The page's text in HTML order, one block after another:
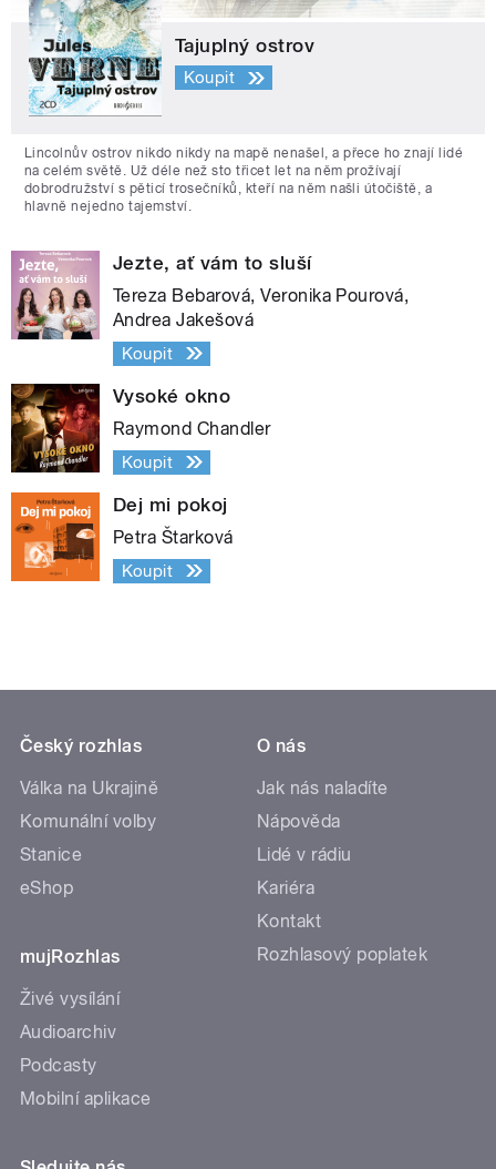
Tajuplný ostrov
Koupit
Lincolnův ostrov nikdo nikdy na mapě nenašel, a přece ho znají lidé
na celém světě. Už déle než sto třicet let na něm prožívají
dobrodružství s pěticí trosečníků, kteří na něm našli útočiště, a
hlavně nejedno tajemství.
Jezte, ať vám to sluší
Tereza Bebarová, Veronika Pourová,
Andrea Jakešová
Koupit
Vysoké okno
Raymond Chandler
Koupit
Dej mi pokoj
Petra Štarková
Koupit
Český rozhlas
Válka na Ukrajině
Komunální volby
Stanice
eShop
mujRozhlas
Živé vysílání
Audioarchiv
Podcasty
Mobilní aplikace
O nás
Jak nás naladíte
Nápověda
Lidé v rádiu
Kariéra
Kontakt
Rozhlasový poplatek